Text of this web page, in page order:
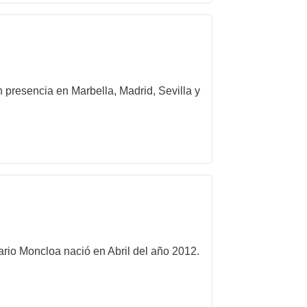
en Marbella, Madrid, Sevilla y
Moncloa nació en Abril del año 2012.